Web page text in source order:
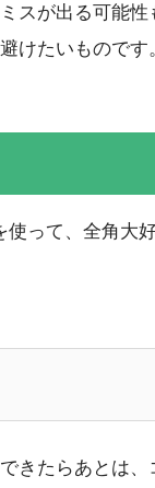
スが出る可能
けたいものです
って、全角大
きたらあとは、